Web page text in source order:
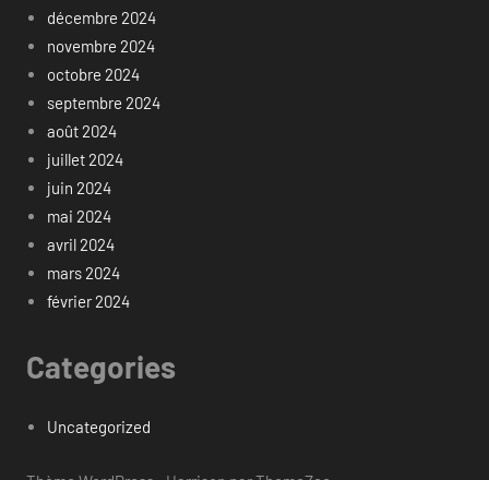
décembre 2024
novembre 2024
octobre 2024
septembre 2024
août 2024
juillet 2024
juin 2024
mai 2024
avril 2024
mars 2024
février 2024
Categories
Uncategorized